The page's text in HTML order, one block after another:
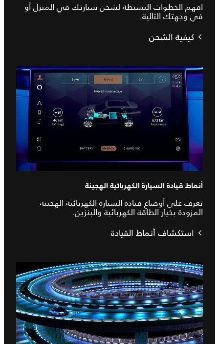
افهم الخطوات البسيطة لشحن سيارتك في المنزل أو
في وجهتك التالية.
كيفية الشحن
أنماط قيادة السيارة الكهربائية الهجينة
تعرف على أوضاع قيادة السيارة الكهربائية الهجينة
المزودة بخيار الطاقة الكهربائية والبنزين.
استكشاف أنماط القيادة